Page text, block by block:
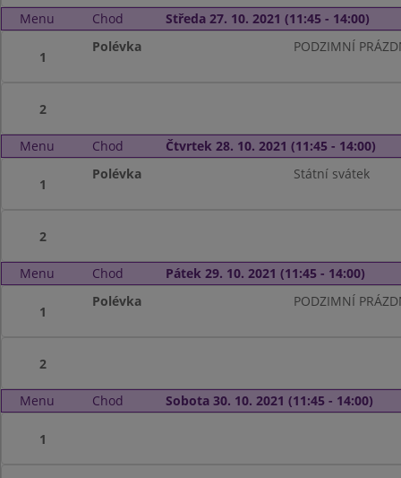
Menu
Chod Středa 27. 10. 2021 (11:45 - 14:00)
1
Polévka PODZIMNÍ
2
Menu Chod Čtvrtek 28. 10. 2021 (11:45 - 14:00)
1
Polévka Státní svátek
2
Menu Chod Pátek 29. 10. 2021 (11:45 - 14:00)
1
Polévka PODZIMNÍ
2
Menu Chod Sobota 30. 10. 2021 (11:45 - 14:00)
1